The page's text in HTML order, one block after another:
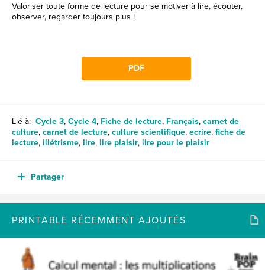
Valoriser toute forme de lecture pour se motiver à lire, écouter,
observer, regarder toujours plus !
PDF
Lié à: Cycle 3, Cycle 4, Fiche de lecture, Français, carnet de
culture, carnet de lecture, culture scientifique, ecrire, fiche de
lecture, illétrisme, lire, lire plaisir, lire pour le plaisir
Partager
PRINTABLE RÉCEMMENT AJOUTÉS